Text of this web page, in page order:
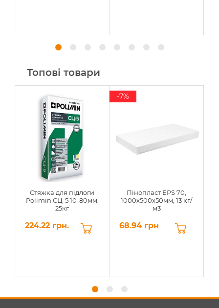
Топові товари
Стяжка для підлоги
Polimin СЦ-5 10-80мм,
25кг
224.22 грн.
Пінопласт EPS 70,
1000х500х50мм, 13 кг/
м3
68.94 грн
-7%